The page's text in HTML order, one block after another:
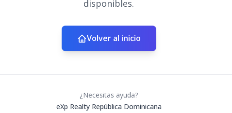
disponibles.
Volver al inicio
¿Necesitas ayuda?
eXp Realty República Dominicana